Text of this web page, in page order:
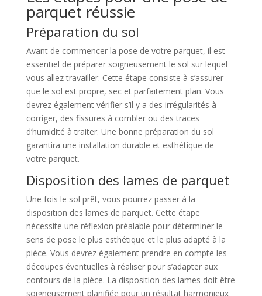
parquet réussie
Préparation du sol
Avant de commencer la pose de votre parquet, il est
essentiel de préparer soigneusement le sol sur lequel
vous allez travailler. Cette étape consiste à s’assurer
que le sol est propre, sec et parfaitement plan. Vous
devrez également vérifier s’il y a des irrégularités à
corriger, des fissures à combler ou des traces
d’humidité à traiter. Une bonne préparation du sol
garantira une installation durable et esthétique de
votre parquet.
Disposition des lames de parquet
Une fois le sol prêt, vous pourrez passer à la
disposition des lames de parquet. Cette étape
nécessite une réflexion préalable pour déterminer le
sens de pose le plus esthétique et le plus adapté à la
pièce. Vous devrez également prendre en compte les
découpes éventuelles à réaliser pour s’adapter aux
contours de la pièce. La disposition des lames doit être
soigneusement planifiée pour un résultat harmonieux